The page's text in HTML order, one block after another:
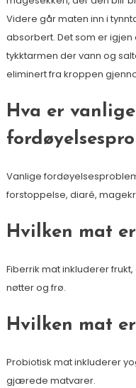
Videre går maten inn i
absorbert. Det som er
tykktarmen der vann og
eliminert fra kroppen
Hva er vanlige
Vanlige
forstoppelse, diaré,
Hvilken mat
Fiberrik mat inkluderer
nøtter og frø.
Hvilken mat
Probiotisk mat inkluderer
gjærede matvarer.